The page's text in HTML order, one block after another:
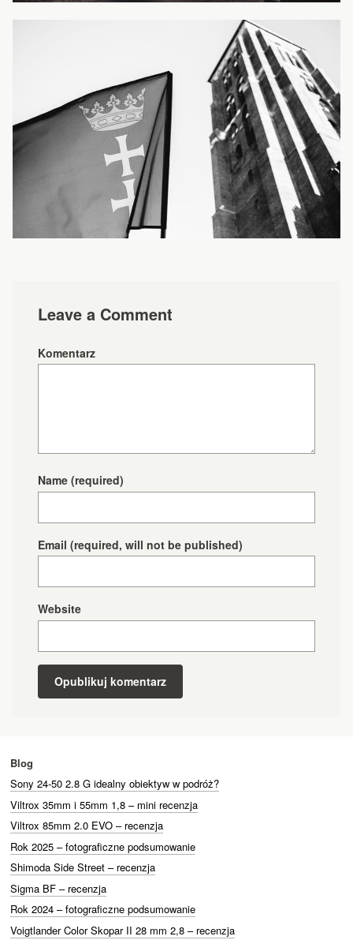
Leave a Comment
Komentarz
Name (required)
Email (required, will not be published)
Website
Blog
Sony 24-50 2.8 G idealny obiektyw w podróż?
Viltrox 35mm i 55mm 1,8 – mini recenzja
Viltrox 85mm 2.0 EVO – recenzja
Rok 2025 – fotograficzne podsumowanie
Shimoda Side Street – recenzja
Sigma BF – recenzja
Rok 2024 – fotograficzne podsumowanie
Voigtlander Color Skopar II 28 mm 2,8 – recenzja